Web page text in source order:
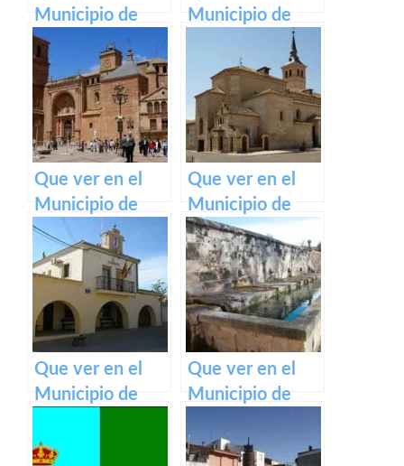
Municipio de
Tinajas en
Castilla La
Mancha
Municipio de
Tajuña en
Castilla La
Mancha
Que ver en el
Municipio de
Torre de Juan
Abad en Castilla
La Mancha
Que ver en el
Municipio de
Mocejón en
Castilla La
Mancha
Que ver en el
Municipio de
Iniesta en
Que ver en el
Municipio de
Castilla La